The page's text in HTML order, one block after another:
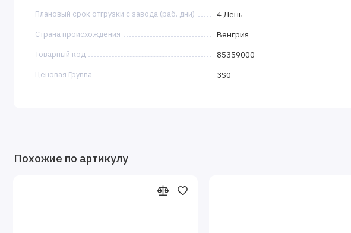
Плановый срок отгрузки с завода (раб. дни) 4 День
Страна происхождения Венгрия
Товарный код 85359000
Ценовая Группа 3S0
Похожие по артикулу